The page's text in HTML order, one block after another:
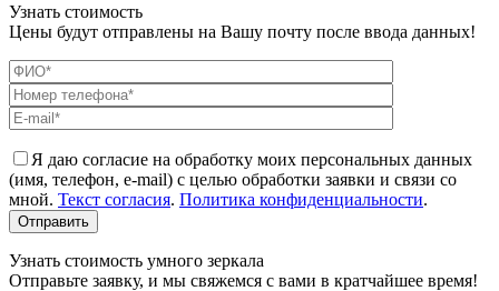
Узнать стоимость
Цены будут отправлены на Вашу почту после ввода данных!
Я даю согласие на обработку моих персональных данных
(имя, телефон, e-mail) с целью обработки заявки и связи со
мной. Текст согласия. Политика конфиденциальности.
Узнать стоимость умного зеркала
Отправьте заявку, и мы свяжемся с вами в кратчайшее время!